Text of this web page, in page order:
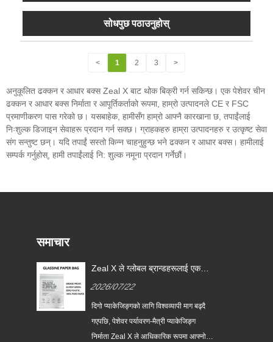
सोधपुछ पठाउनुहोस्
< 1 2 3 >
अनुकूलित ढक्कन र आधार बक्स Zeal X बाट थोक बिक्री गर्न सकिन्छ। एक पेशेवर चीन
ढक्कन र आधार बक्स निर्माता र आपूर्तिकर्ताको रूपमा, हाम्रो उत्पादनले CE र FSC
प्रमाणीकरण पास गरेको छ। यसबाहेक, हामीसँग हाम्रो आफ्नै कारखाना छ, तपाईंलाई
निःशुल्क डिजाइन सेवाहरू प्रदान गर्न सक्छ। ग्राहकहरु हाम्रा उत्पादनहरु र उत्कृष्ट सेवा
संग सन्तुष्ट छन्। यदि तपाईं सस्तो किन्न चाहनुहुन्छ भने ढक्कन र आधार बक्स। हामीलाई
सम्पर्क गर्नुहोस्, हामी तपाईंलाई नि: शुल्क नमूना प्रदान गर्नेछौं।
समाचार
Zeal X ले ग्लोबल ब्रान्डहरूलाई एकल-
गर्न मद्दत गर्न कस्टम ग्लासाइन पेपर
ब्यागहरू लन्च गर्‍यो
2026/07/22
दिगो प्याकेजिङ्गको लागि विश्वव्यापी माग बढ्दै
गएपछि, पेशेवर पर्यावरण-मैत्री प्याकेजिङ्ग
निर्माता Zeal X ले आधिकारिक रूपमा आफ्नो